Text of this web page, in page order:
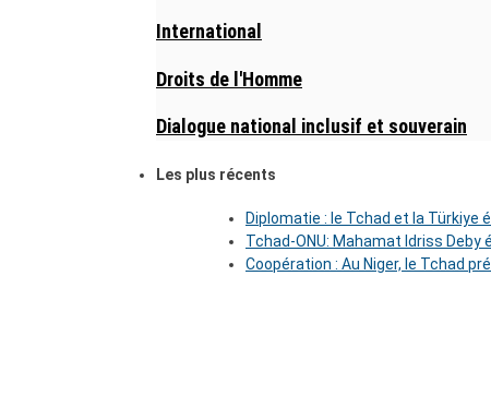
International
Droits de l'Homme
Dialogue national inclusif et souverain
Les plus récents
Diplomatie : le Tchad et la
Tchad-ONU: Mahamat Idriss Deby
Coopération : Au Niger, le Tchad